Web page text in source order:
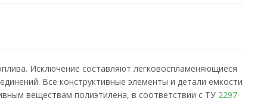
Исключение составляют легковоспламеняющиеся
Все конструктивные элементы и детали емкости
веществам полиэтилена, в соответствии с ТУ 2297-